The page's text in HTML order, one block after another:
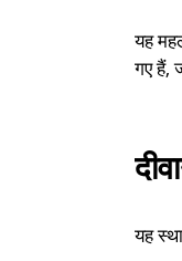
यह
गए हैं,
यह